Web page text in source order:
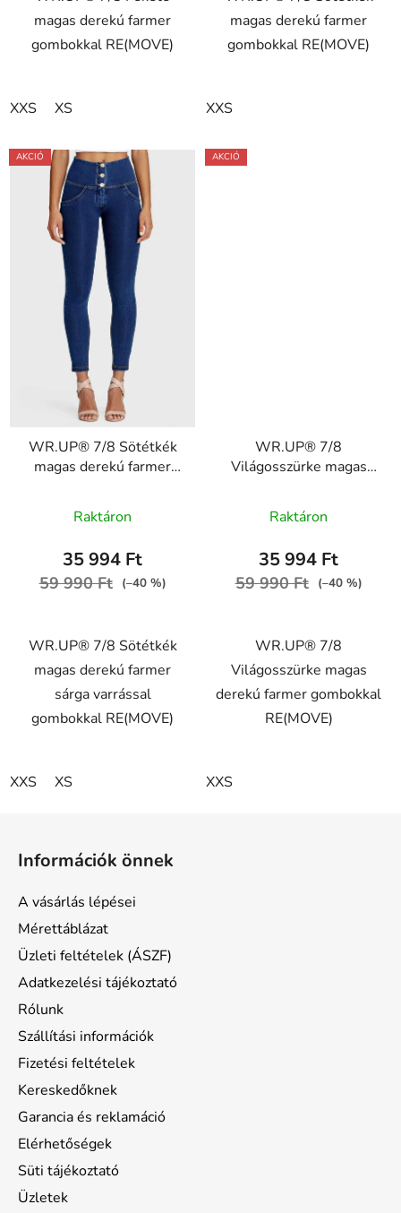
magas derekú farmer
gombokkal RE(MOVE)
XXS XS
csillag.
magas derekú farmer
gombokkal RE(MOVE)
XXS
AKCIÓ
WR.UP® 7/8 Sötétkék
magas derekú farmer
gombokkal RE(MOVE)
WRUP4BHC002ORG,
Raktáron
35 994 Ft
59 990 Ft (–40 %)
WR.UP® 7/8 Sötétkék
magas derekú farmer
sárga varrással
gombokkal RE(MOVE)
XXS XS
AKCIÓ
WR.UP® 7/8
Világosszürke magas
gombokkal RE(MOVE)
WRUP4BHC002ORG,
Raktáron
35 994 Ft
59 990 Ft (–40 %)
WR.UP® 7/8
Világosszürke magas
derekú farmer gombokkal
RE(MOVE)
XXS
Információk önnek
A vásárlás lépései
Mérettáblázat
Üzleti feltételek (ÁSZF)
Adatkezelési tájékoztató
Rólunk
Szállítási információk
Fizetési feltételek
Kereskedőknek
Garancia és reklamáció
Elérhetőségek
Süti tájékoztató
Üzletek